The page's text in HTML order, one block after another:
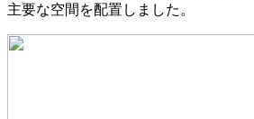
主要な空間を配置しました。